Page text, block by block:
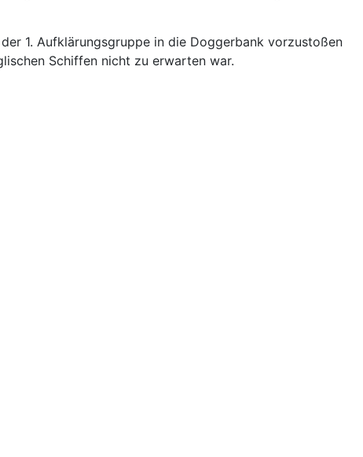
1. Aufklärungsgruppe in die Doggerbank vorzustoßen
Schiffen nicht zu erwarten war.